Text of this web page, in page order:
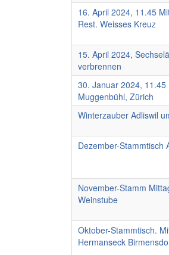
16. April 2024, 11.45
Rest. Weisses Kreuz
15. April 2024,
verbrennen
30. Januar 2024, 11.45
Muggenbühl, Zürich
Winterzauber Adliswil
Dezember-Stammtisch
November-Stamm
Weinstube
Oktober-Stammtisch.
Hermanseck